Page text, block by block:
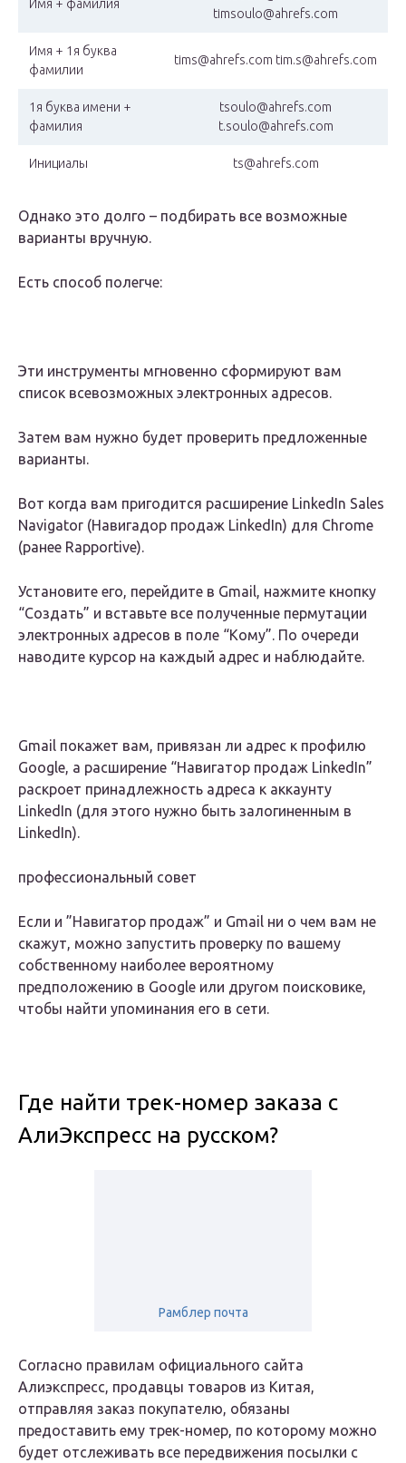
Имя + фамилия
timsoulo@ahrefs.com
Имя + 1я буква
фамилии
tims@ahrefs.com tim.s@ahrefs.com
1я буква имени +
фамилия
tsoulo@ahrefs.com
t.soulo@ahrefs.com
Инициалы ts@ahrefs.com
Однако это долго – подбирать все возможные
варианты вручную.
Есть способ полегче:
Эти инструменты мгновенно сформируют вам
список всевозможных электронных адресов.
Затем вам нужно будет проверить предложенные
варианты.
Вот когда вам пригодится расширение LinkedIn Sales
Navigator (Навигадор продаж LinkedIn) для Chrome
(ранее Rapportive).
Установите его, перейдите в Gmail, нажмите кнопку
“Создать” и вставьте все полученные пермутации
электронных адресов в поле “Кому”. По очереди
наводите курсор на каждый адрес и наблюдайте.
Gmail покажет вам, привязан ли адрес к профилю
Google, а расширение “Навигатор продаж LinkedIn”
раскроет принадлежность адреса к аккаунту
LinkedIn (для этого нужно быть залогиненным в
LinkedIn).
профессиональный совет
Если и ”Навигатор продаж” и Gmail ни о чем вам не
скажут, можно запустить проверку по вашему
собственному наиболее вероятному
предположению в Google или другом поисковике,
чтобы найти упоминания его в сети.
Где найти трек-номер заказа c
АлиЭкспресс на русском?
Рамблер почта
Согласно правилам официального сайта
Алиэкспресс, продавцы товаров из Китая,
отправляя заказ покупателю, обязаны
предоставить ему трек-номер, по которому можно
будет отслеживать все передвижения посылки с